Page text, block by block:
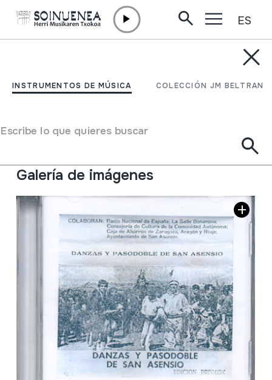
INSTRUMENTOS DE MÚSICA COLECCIÓN JM BELTRAN
Escribe lo que quieres buscar
ES
Danzas y pasodoble de
Tipo de colección Fonoteca
Galería de imágenes